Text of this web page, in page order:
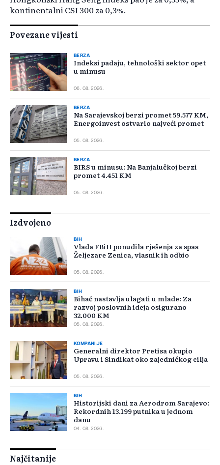
kontinentalni CSI 300 za 0,3%.
Povezane vijesti
BERZA
Indeksi padaju, tehnološki sektor opet
u minusu
06. 08. 2026.
BERZA
Na Sarajevskoj berzi promet 59.577 KM,
Energoinvest ostvario najveći promet
05. 08. 2026.
BERZA
BIRS u minusu: Na Banjalučkoj berzi
promet 4.451 KM
05. 08. 2026.
Izdvojeno
BIH
Vlada FBiH ponudila rješenja za spas
Željezare Zenica, vlasnik ih odbio
05. 08. 2026.
BIH
Bihać nastavlja ulagati u mlade: Za
razvoj poslovnih ideja osigurano
32.000 KM
05. 08. 2026.
KOMPANIJE
Generalni direktor Pretisa okupio
Upravu i Sindikat oko zajedničkog cilja
05. 08. 2026.
BIH
Historijski dani za Aerodrom Sarajevo:
Rekordnih 13.199 putnika u jednom
danu
04. 08. 2026.
Najčitanije